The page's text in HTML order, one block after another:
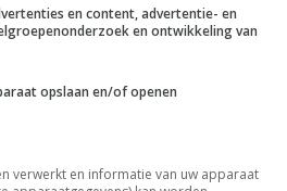
Frankrijk) live uit in 3D,
ze zelf bij het toernooi
en content, advertentie- en
en ontwikkeling van
opslaan en/of openen
verwerkt en informatie van uw apparaat